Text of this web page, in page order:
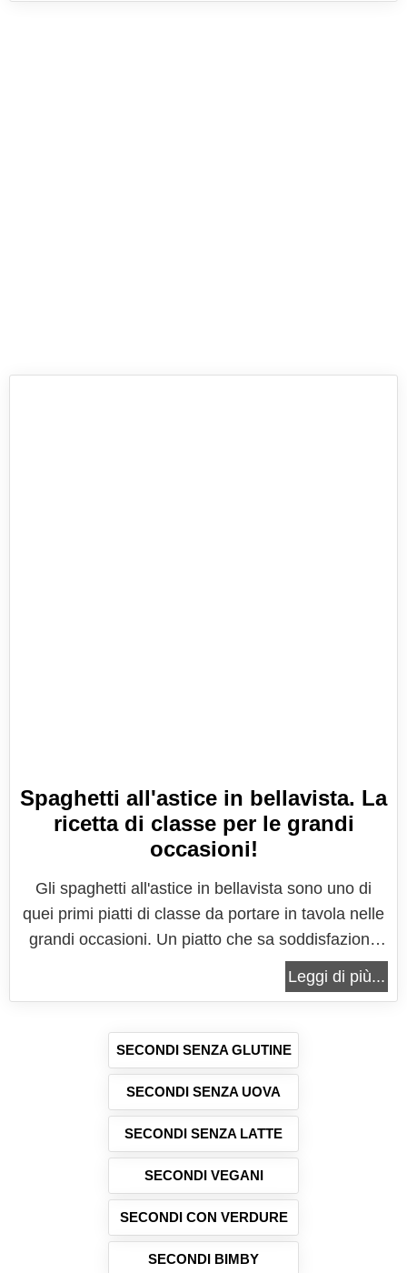
Spaghetti all'astice in bellavista. La
ricetta di classe per le grandi
occasioni!
Gli spaghetti all'astice in bellavista sono uno di
quei primi piatti di classe da portare in tavola nelle
grandi occasioni. Un piatto che sa soddisfazione
tanto al gusto quanto alla vista. L'astice, infatti, con
il suo aspetto regale dona al piatto un aspetto
altri...
Leggi di più...
SECONDI SENZA GLUTINE
SECONDI SENZA UOVA
SECONDI SENZA LATTE
SECONDI VEGANI
SECONDI CON VERDURE
SECONDI BIMBY